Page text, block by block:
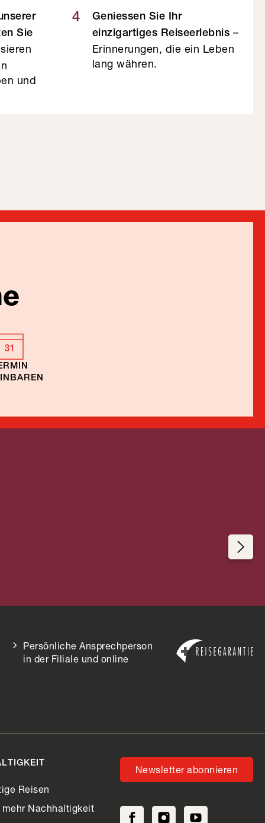
Sie
und
4
Geniessen Sie Ihr
einzigartiges Reiseerlebnis –
Erinnerungen, die ein Leben
lang währen.
Persönliche Ansprechperson
in der Filiale und online
Reisen
mehr Nachhaltigkeit
Newsletter abonnieren